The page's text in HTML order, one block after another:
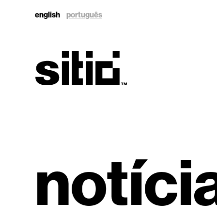
english português
sitio
sitio